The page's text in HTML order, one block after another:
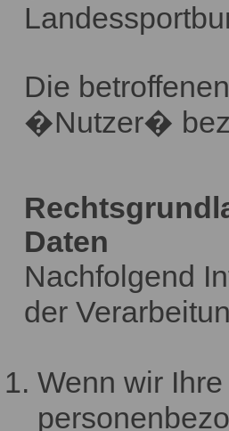
Die
�Nutzer�
Daten
Nachfolgend
der
Wenn wir